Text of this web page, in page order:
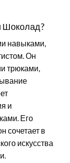
Шоколад?
навыками,
Он
трюками,
и
Его
сочетает в
искусства